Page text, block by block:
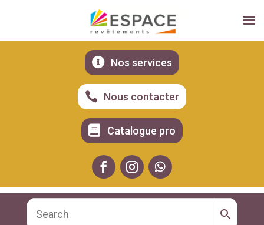
 Nos services
 Nous contacter
 Catalogue pro